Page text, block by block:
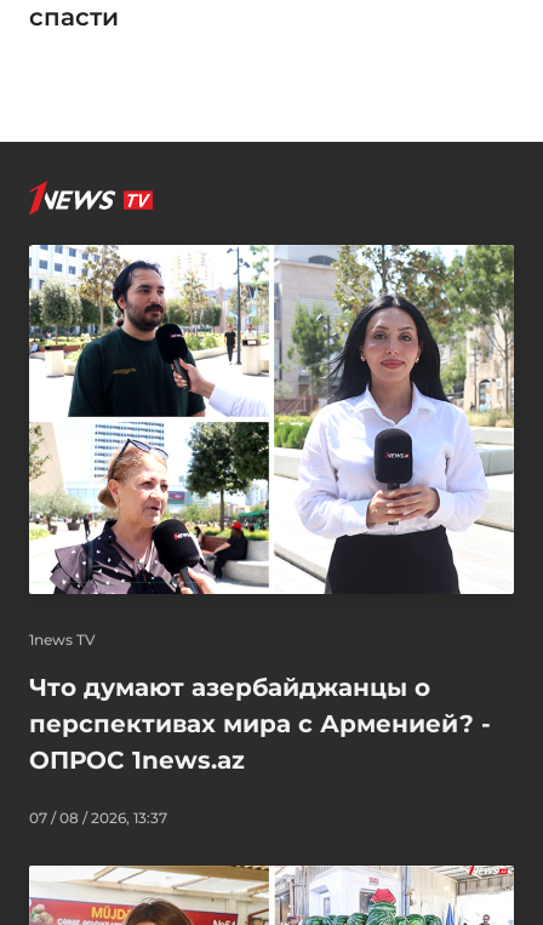
спасти
1news TV
Что думают азербайджанцы о
перспективах мира с Арменией? -
ОПРОС 1news.az
07 / 08 / 2026, 13:37